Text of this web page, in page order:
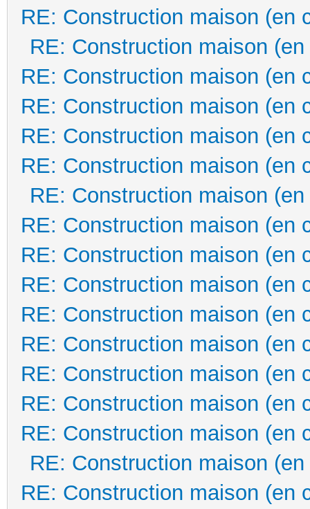
RE: Construction maison (en
RE: Construction maison
RE: Construction maison (en
RE: Construction maison (en
RE: Construction maison (en
RE: Construction maison (en
RE: Construction maison
RE: Construction maison (en
RE: Construction maison (en
RE: Construction maison (en
RE: Construction maison (en
RE: Construction maison (en
RE: Construction maison (en
RE: Construction maison (en
RE: Construction maison (en
RE: Construction maison
RE: Construction maison (en